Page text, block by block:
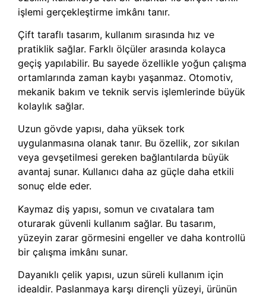
işlemi gerçekleştirme imkânı tanır.
Çift taraflı tasarım, kullanım sırasında hız ve
pratiklik sağlar. Farklı ölçüler arasında kolayca
geçiş yapılabilir. Bu sayede özellikle yoğun çalışma
ortamlarında zaman kaybı yaşanmaz. Otomotiv,
mekanik bakım ve teknik servis işlemlerinde büyük
kolaylık sağlar.
Uzun gövde yapısı, daha yüksek tork
uygulanmasına olanak tanır. Bu özellik, zor sıkılan
veya gevşetilmesi gereken bağlantılarda büyük
avantaj sunar. Kullanıcı daha az güçle daha etkili
sonuç elde eder.
Kaymaz diş yapısı, somun ve cıvatalara tam
oturarak güvenli kullanım sağlar. Bu tasarım,
yüzeyin zarar görmesini engeller ve daha kontrollü
bir çalışma imkânı sunar.
Dayanıklı çelik yapısı, uzun süreli kullanım için
idealdir. Paslanmaya karşı dirençli yüzeyi, ürünün